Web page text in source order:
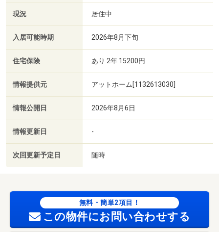
現況 居住中
入居可能時期 2026年8月下旬
住宅保険 あり 2年 15200円
情報提供元 アットホーム[1132613030]
情報公開日 2026年8月6日
情報更新日 -
次回更新予定日 随時
無料・簡単2項目！
この物件にお問い合わせする